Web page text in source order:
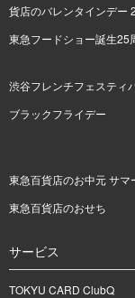
貨店のバレンタインデー
東急フードショー誕生25
渋谷フレンチフェスティ
ブラックフライデー
東急百貨店のお中元 サマ
東急百貨店のおせち
サービス
TOKYU CARD ClubQ